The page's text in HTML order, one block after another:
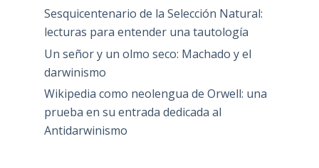
Sesquicentenario de la Selección Natural:
lecturas para entender una tautología
Un señor y un olmo seco: Machado y el
darwinismo
Wikipedia como neolengua de Orwell: una
prueba en su entrada dedicada al
Antidarwinismo